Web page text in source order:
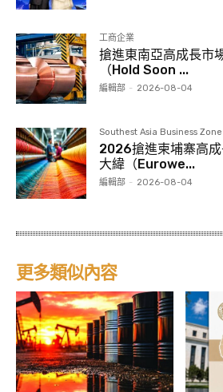
工商企業
搶進東南亞高成長市
（Hold Soon ...
編輯部 - 2026-08-04
Southest Asia Business Zone
2026搶進柬埔寨高
大緯（Eurowe...
編輯部 - 2026-08-04
更多類似內容